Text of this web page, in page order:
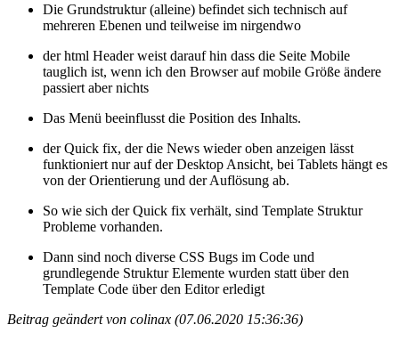
Die Grundstruktur (alleine) befindet sich technisch auf
mehreren Ebenen und teilweise im nirgendwo
der html Header weist darauf hin dass die Seite Mobile
tauglich ist, wenn ich den Browser auf mobile Größe ändere
passiert aber nichts
Das Menü beeinflusst die Position des Inhalts.
der Quick fix, der die News wieder oben anzeigen lässt
funktioniert nur auf der Desktop Ansicht, bei Tablets hängt es
von der Orientierung und der Auflösung ab.
So wie sich der Quick fix verhält, sind Template Struktur
Probleme vorhanden.
Dann sind noch diverse CSS Bugs im Code und
grundlegende Struktur Elemente wurden statt über den
Template Code über den Editor erledigt
Beitrag geändert von colinax (07.06.2020 15:36:36)